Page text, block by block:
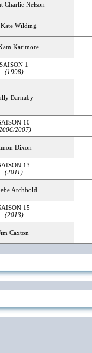
Charlie Nelson
Wilding
Karimore
SAISON 1
(1998)
Barnaby
10
2007)
Dixon
13
(2011)
Archbold
15
(2013)
Caxton